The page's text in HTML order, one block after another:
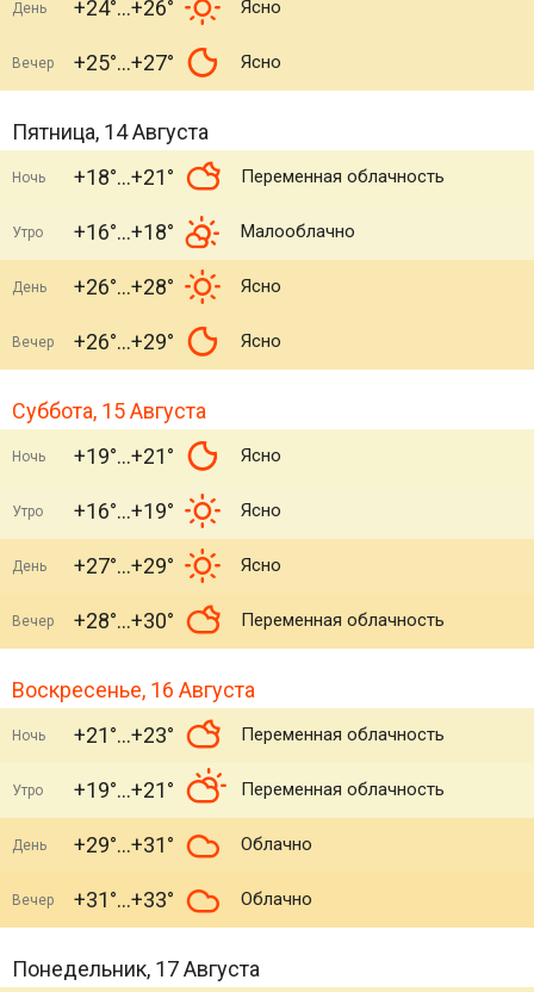
День +24° +26° Ясно
Вечер +25° +27° Ясно
Пятница, 14 Августа
Ночь +18° +21° Переменная облачность
Утро +16° +18° Малооблачно
День +26° +28° Ясно
Вечер +26° +29° Ясно
Суббота, 15 Августа
Ночь +19° +21° Ясно
Утро +16° +19° Ясно
День +27° +29° Ясно
Вечер +28° +30° Переменная облачность
Воскресенье, 16 Августа
Ночь +21° +23° Переменная облачность
Утро +19° +21° Переменная облачность
День +29° +31° Облачно
Вечер +31° +33° Облачно
Понедельник, 17 Августа